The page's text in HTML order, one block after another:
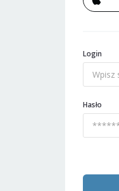
Login
Hasło